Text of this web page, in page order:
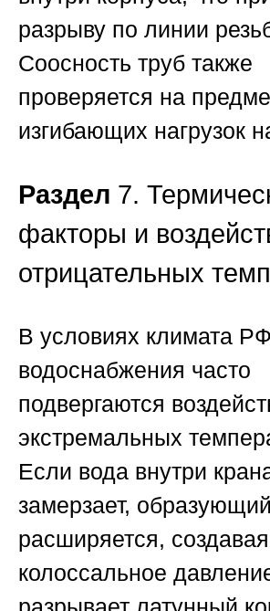
разрыву по линии
Соосность труб также
проверяется на
изгибающих нагрузок
Раздел 7.
факторы и
отрицательных
В условиях климата РФ
водоснабжения часто
подвергаются
экстремальных
Если вода внутри
замерзает,
расширяется, создавая
колоссальное